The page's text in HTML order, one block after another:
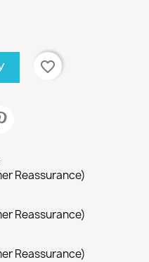
favorite_border
Reassurance)
Reassurance)
Reassurance)